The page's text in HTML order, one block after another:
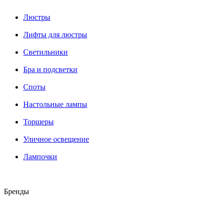
Люстры
Лифты для люстры
Светильники
Бра и подсветки
Споты
Настольные лампы
Торшеры
Уличное освещение
Лампочки
Бренды